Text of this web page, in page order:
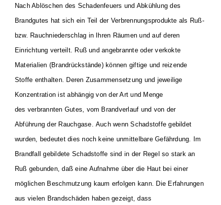
Nach Ablöschen des Schadenfeuers und Abkühlung des
Brandgutes hat sich ein Teil der Verbrennungsprodukte als Ruß-
bzw. Rauchniederschlag in Ihren Räumenund auf deren
Einrichtung verteilt. Ruß und angebrannte oder verkokte
Materialien (Brandrückstände) können giftige und reizende
Stoffe enthalten. Deren Zusammensetzung und jeweilige
Konzentration ist abhängig von der Art und Menge
des verbrannten Gutes, vom Brandverlauf und von der
Abführung der Rauchgase. Auch wenn Schadstoffe gebildet
wurden, bedeutet dies noch keine unmittelbareGefährdung. Im
Brandfall gebildete Schadstoffe sind in der Regel so stark an
Ruß gebunden, daß eine Aufnahme über die Haut bei einer
möglichen Beschmutzung kaum erfolgen kann. Die Erfahrungen
aus vielen Brandschäden haben gezeigt, dass